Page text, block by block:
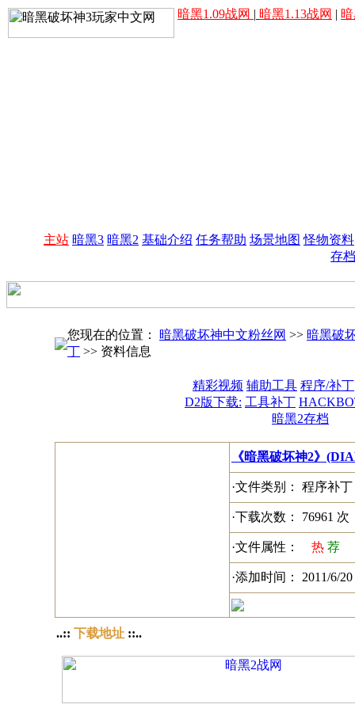
暗黑1.09战网 | 暗黑1.13战网 |
主站 暗黑3 暗黑2 基础介绍 任务帮助 场景地图 怪物资料
存档
您现在的位置： 暗黑破坏神中文粉丝网 >> 暗黑破
丁 >> 资料信息
精彩视频 辅助工具 程序/补丁
D2版下载: 工具补丁
暗黑2存档
《暗黑破坏神2》
·文件类别： 程序补丁
·下载次数： 76961 次
·文件属性： 热 荐
·添加时间： 2011/6/20
..:: 下载地址 ::..